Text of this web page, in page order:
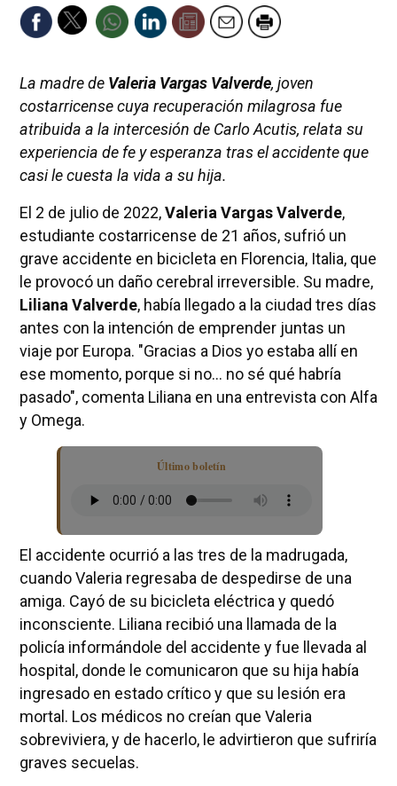
La madre de Valeria Vargas Valverde, joven
costarricense cuya recuperación milagrosa fue
atribuida a la intercesión de Carlo Acutis, relata su
experiencia de fe y esperanza tras el accidente que
casi le cuesta la vida a su hija.
El 2 de julio de 2022,Valeria Vargas Valverde,
estudiante costarricense de 21 años, sufrió un
grave accidente en bicicleta en Florencia, Italia, que
le provocó un daño cerebral irreversible. Su madre,
Liliana Valverde, había llegado a la ciudad tres días
antes con la intención de emprender juntas un
viaje por Europa. "Gracias a Dios yo estaba allí en
ese momento, porque si no… no sé qué habría
pasado", comenta Liliana en una entrevista con Alfa
y Omega.
Último boletín
El accidente ocurrió a las tres de la madrugada,
cuando Valeria regresaba de despedirse de una
amiga. Cayó de su bicicleta eléctrica y quedó
inconsciente. Liliana recibió una llamada de la
policía informándole del accidente y fue llevada al
hospital, donde le comunicaron que su hija había
ingresado en estado crítico y que su lesión era
mortal. Los médicos no creían que Valeria
sobreviviera, y de hacerlo, le advirtieron que sufriría
graves secuelas.